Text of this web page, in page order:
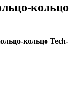
кольцо
кольцо Tech-